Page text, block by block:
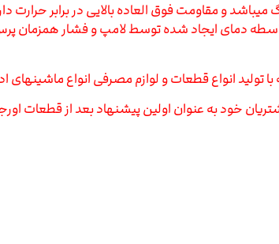
فیوزینگ میباشد و مقاومت فوق العاده بالایی در
دمای ایجاد شده توسط لامپ و فشار همزمان
انواع قطعات و لوازم مصرفی انواع
خود به عنوان اولین پیشنهاد بعد از قطعات